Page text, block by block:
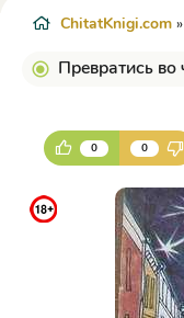
ChitatKnigi.com »
Превратись
0 0